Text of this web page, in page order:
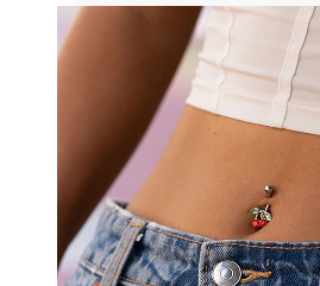
POR QUÉ ELEGIR JOYAS
DE TITANIO: BENEFICIOS,
CUIDADOS, Y CONSEJOS
Descubre las joyas para
hipoalergénicas y disponibles
el oro circón y blackline.
Leer más